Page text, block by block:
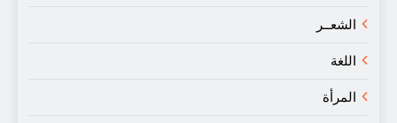
الشعــر
اللغة
المرأة